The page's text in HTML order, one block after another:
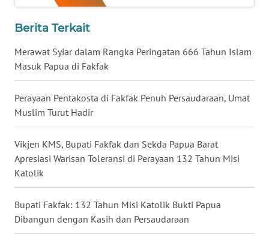
Berita Terkait
Merawat Syiar dalam Rangka Peringatan 666 Tahun Islam
Masuk Papua di Fakfak
Perayaan Pentakosta di Fakfak Penuh Persaudaraan, Umat
Muslim Turut Hadir
Vikjen KMS, Bupati Fakfak dan Sekda Papua Barat
Apresiasi Warisan Toleransi di Perayaan 132 Tahun Misi
Katolik
Bupati Fakfak: 132 Tahun Misi Katolik Bukti Papua
Dibangun dengan Kasih dan Persaudaraan
PAPUA
WN
RIAU
SERAMBI
JAMBI